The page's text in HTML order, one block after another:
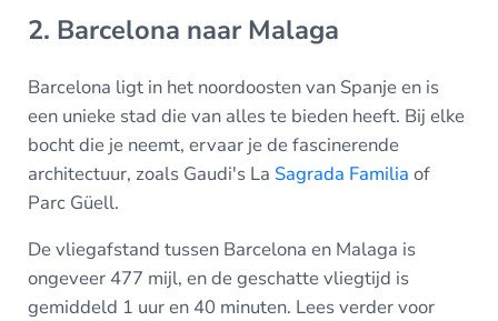
2. Barcelona naar Malaga
Barcelona ligt in het noordoosten van Spanje en is
een unieke stad die van alles te bieden heeft. Bij elke
bocht die je neemt, ervaar je de fascinerende
architectuur, zoals Gaudi's La Sagrada Familia of
Parc Güell.
De vliegafstand tussen Barcelona en Malaga is
ongeveer 477 mijl, en de geschatte vliegtijd is
gemiddeld 1 uur en 40 minuten. Lees verder voor